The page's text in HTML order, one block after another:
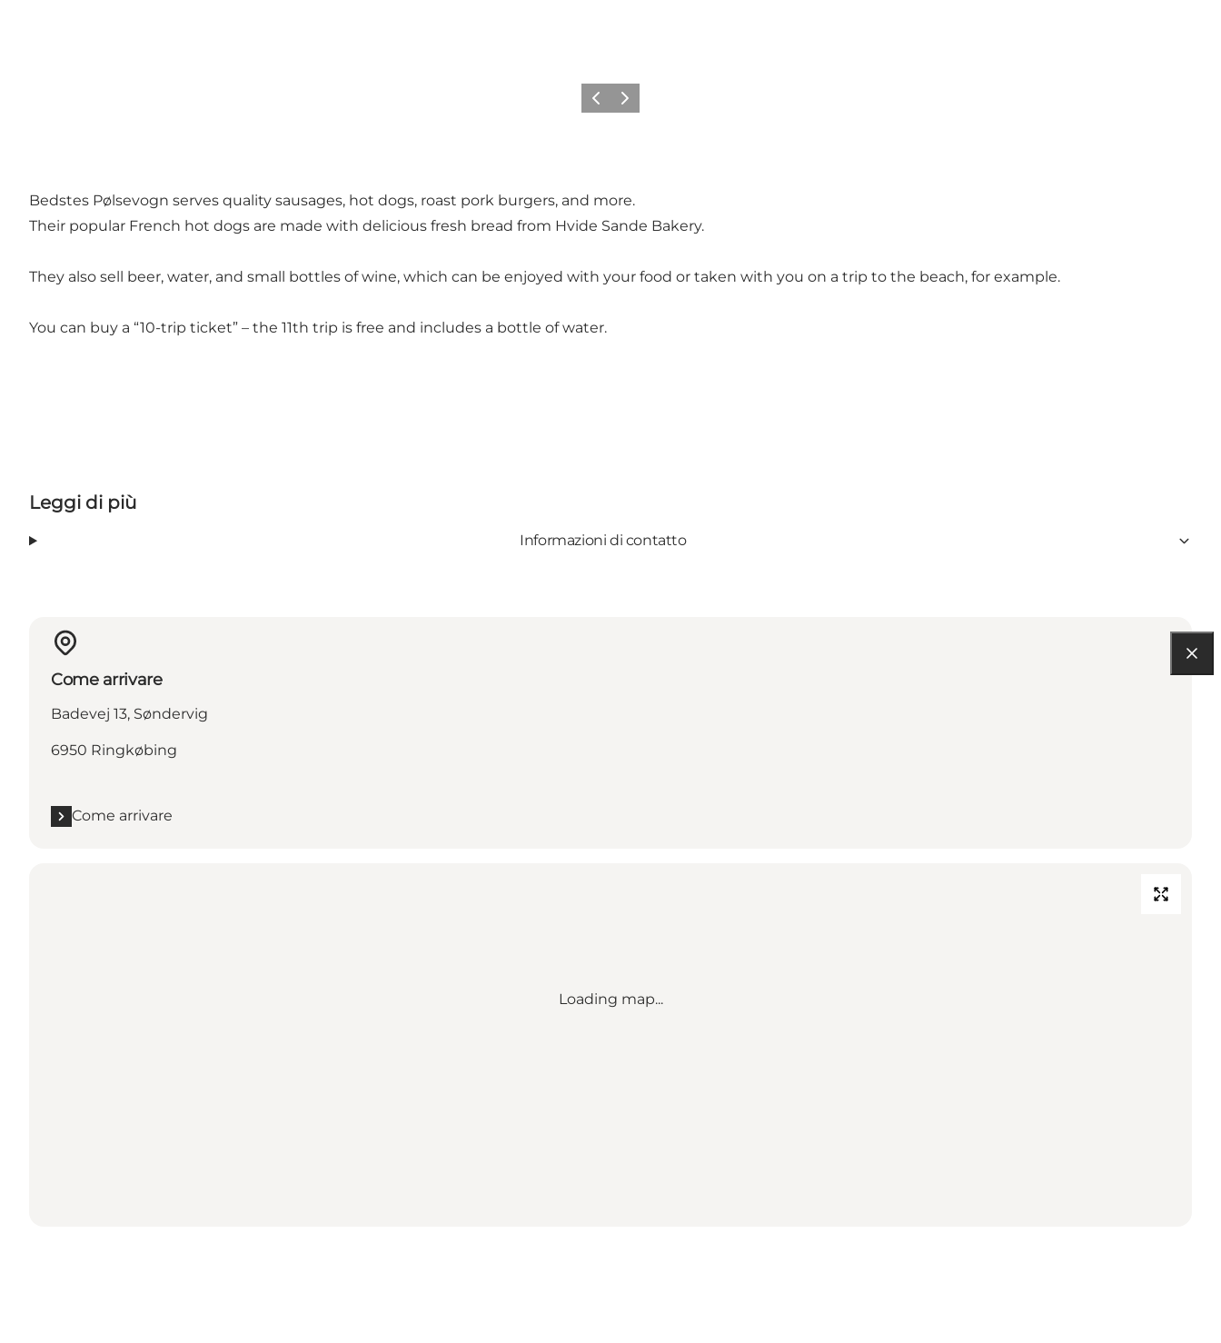
Precedente
Avanti
Bedstes Pølsevogn serves quality sausages, hot dogs, roast pork burgers, and more.
Their popular French hot dogs are made with delicious fresh bread from Hvide Sande Bakery.
They also sell beer, water, and small bottles of wine, which can be enjoyed with your food or taken with you on a trip to the beach, for example.
You can buy a “10-trip ticket” – the 11th trip is free and includes a bottle of water.
Leggi di più
Informazioni di contatto
Come arrivare
Badevej 13, Søndervig
6950 Ringkøbing
Come arrivare
Loading map...